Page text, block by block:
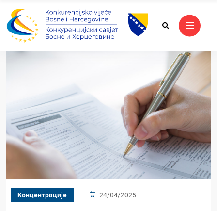
Kонцентрације 24/04/2025